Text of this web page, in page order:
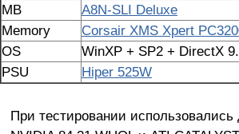
MB
A8N-SLI Deluxe
Memory
Corsair XMS Xpert
OS
WinXP + SP2 + DirectX
PSU
Hiper 525W
При тестировании